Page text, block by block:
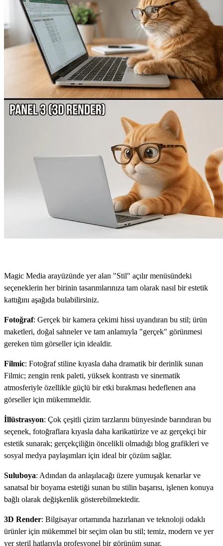
Magic Media arayüzünde yer alan "Stil" açılır menüsündeki
seçeneklerin her birinin tasarımlarınıza tam olarak nasıl bir estetik
kattığını aşağıda bulabilirsiniz.
Fotoğraf: Gerçek bir kamera çekimi hissi uyandıran bu stil; ürün
maketleri, doğal sahneler ve tam anlamıyla "gerçek" görünmesi
gereken tüm görseller için idealdir.
Filmic: Fotoğraf stiline kıyasla daha dramatik bir derinlik sunan
Filmic; zengin renk paleti, yüksek kontrastı ve sinematik
atmosferiyle özellikle güçlü bir etki bırakması hedeflenen ana
görseller için mükemmeldir.
İllüstrasyon: Çok çeşitli çizim tarzlarını bünyesinde barındıran bu
seçenek, fotoğraflara kıyasla daha karikatürize ve az gerçekçi bir
estetik sunarak; gerçekçiliğin öncelikli olmadığı blog grafikleri ve
sosyal medya paylaşımları için ideal bir çözüm sağlar.
Suluboya: Adından da anlaşılacağı üzere yumuşak kenarlar ve
sanatsal bir boyama estetiği sunan bu stilin başarısı, işlenen konuya
bağlı olarak değişkenlik gösterebilmektedir.
3D Render: Bilgisayar ortamında hazırlanan ve teknoloji odaklı
ürünler için mükemmel bir seçim olan bu stil; temiz, modern ve yer
yer steril hatlarıyla profesyonel bir görünüm sunar.